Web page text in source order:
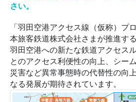
さい。
「羽田空港アクセス線（仮称）プ
本旅客鉄道株式会社さまが推進す
羽田空港への新たな鉄道アクセス
とのアクセス利便性の向上、シー
災害など異常事態時の代替性の向
なる発展が期待されています。